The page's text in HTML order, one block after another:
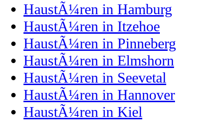
HaustÃ¼ren in Hamburg
HaustÃ¼ren in Itzehoe
HaustÃ¼ren in Pinneberg
HaustÃ¼ren in Elmshorn
HaustÃ¼ren in Seevetal
HaustÃ¼ren in Hannover
HaustÃ¼ren in Kiel